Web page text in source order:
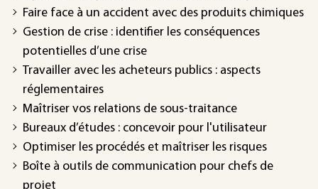
Faire face à un accident avec des produits chimiques
Gestion de crise : identifier les conséquences
potentielles d’une crise
Travailler avec les acheteurs publics : aspects
réglementaires
Maîtriser vos relations de sous-traitance
Bureaux d’études : concevoir pour l'utilisateur
Optimiser les procédés et maîtriser les risques
Boîte à outils de communication pour chefs de
projet